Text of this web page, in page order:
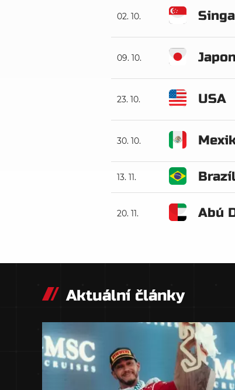
02. 10.
09. 10.
23. 10. USA
30. 10.
13. 11.
20. 11. Abú
Aktuální články